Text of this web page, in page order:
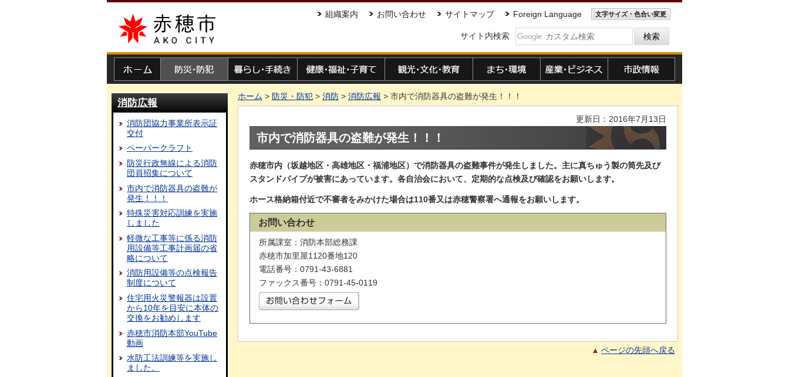
赤穂市 組織案内 お問い合わせ サイトマップ Foreign Language 文字サイズ・色合い変更
サイト内検索
消防広報
消防団協力事業所表示証
交付
ペーパークラフト
防災行政無線による消防
団員招集について
市内で消防器具の盗難が
発生！！！
特殊災害対応訓練を実施
しました
軽微な工事等に係る消防
用設備等工事計画届の省
略について
消防用設備等の点検報告
制度について
住宅用火災警報器は設置
から10年を目安に本体の
交換をお勧めします
赤穂市消防本部YouTube
動画
水防工法訓練等を実施し
ました。
ホーム > 防災・防犯 > 消防 > 消防広報 > 市内で消防器具の盗難が発生！！！
更新日：2016年7月13日
市内で消防器具の盗難が発生！！！
赤穂市内（坂越地区・高雄地区・福浦地区）で消防器具の盗難事件が発生しました。主に真ちゅう製の筒先及び
スタンドパイプが被害にあっています。 各自治会において、定期的な点検及び確認をお願いします。
ホース格納箱付近で不審者をみかけた場合は110番又は赤穂警察署へ通報をお願いします。
お問い合わせ
所属課室：消防本部総務課
赤穂市加里屋1120番地120
電話番号：0791-43-6881
ファックス番号：0791-45-0119
ページの先頭へ戻る